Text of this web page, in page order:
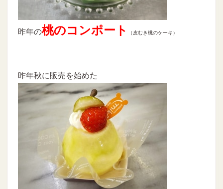
昨年の桃のコンポート （皮むき桃のケーキ）
昨年秋に販売を始めた